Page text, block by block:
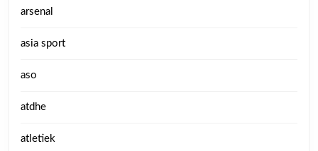
arsenal
asia sport
aso
atdhe
atletiek